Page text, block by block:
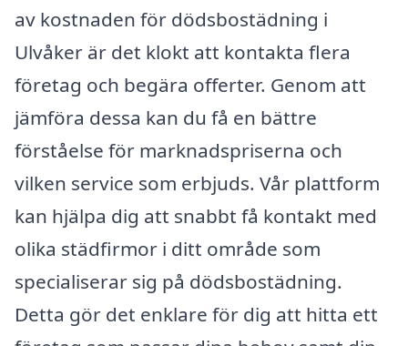
av kostnaden för dödsbostädning i
Ulvåker är det klokt att kontakta flera
företag och begära offerter. Genom att
jämföra dessa kan du få en bättre
förståelse för marknadspriserna och
vilken service som erbjuds. Vår plattform
kan hjälpa dig att snabbt få kontakt med
olika städfirmor i ditt område som
specialiserar sig på dödsbostädning.
Detta gör det enklare för dig att hitta ett